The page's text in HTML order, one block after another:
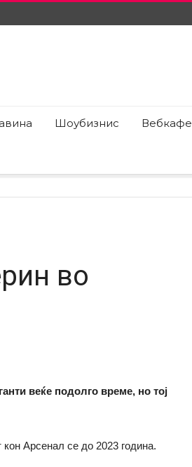
Шоубизнис Вебкафе
во
веќе подолго време, но тој
Арсенал се до 2023 година.